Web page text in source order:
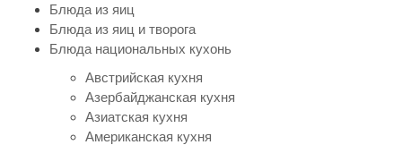
Блюда из яиц
Блюда из яиц и творога
Блюда национальных кухонь
Австрийская кухня
Азербайджанская кухня
Азиатская кухня
Американская кухня